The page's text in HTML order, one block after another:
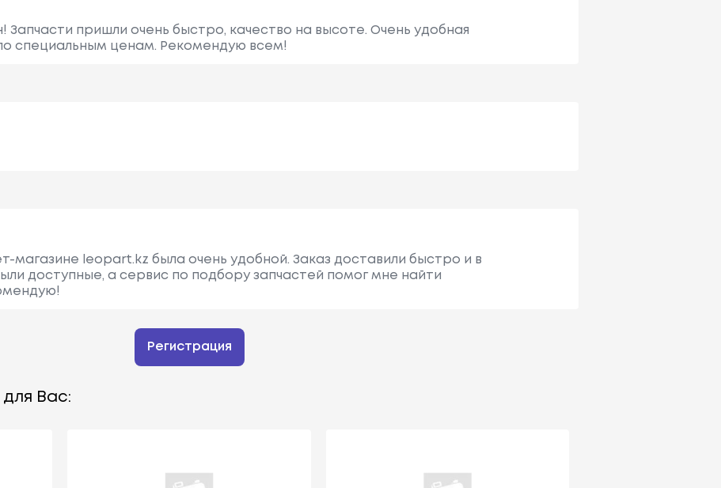
Запчасти пришли очень быстро, качество на высоте. Очень удобная
специальным ценам. Рекомендую всем!
магазине leopart.kz была очень удобной. Заказ доставили быстро и в
доступные, а сервис по подбору запчастей помог мне найти
Регистрация
Вас: